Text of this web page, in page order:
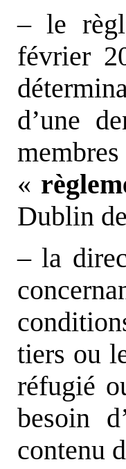
– le
février
d’une
«
Dublin
– la
tiers ou
réfugié
besoin
contenu